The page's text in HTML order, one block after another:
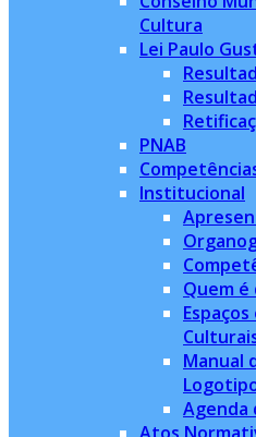
Cultura
Lei Paulo
PNAB
Institucional
Quem é
Manual
Agenda